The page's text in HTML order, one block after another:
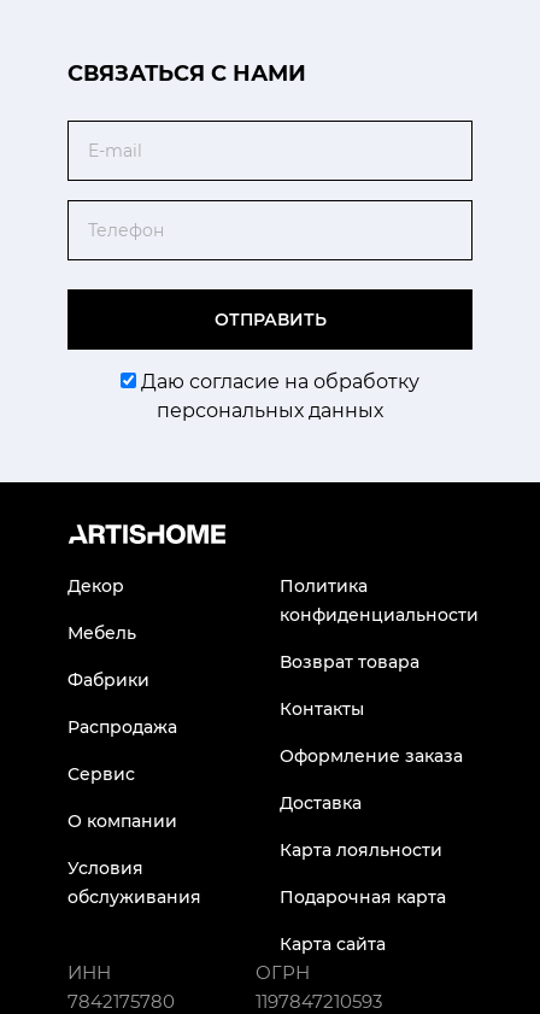
CВЯЗАТЬСЯ С НАМИ
ОТПРАВИТЬ
Даю согласие на обработку
персональных данных
Декор
Мебель
Фабрики
Распродажа
Сервис
О компании
Условия
обслуживания
Политика
конфиденциальности
Возврат товара
Контакты
Оформление заказа
Доставка
Карта лояльности
Подарочная карта
Карта сайта
ИНН
7842175780
ОГРН
1197847210593